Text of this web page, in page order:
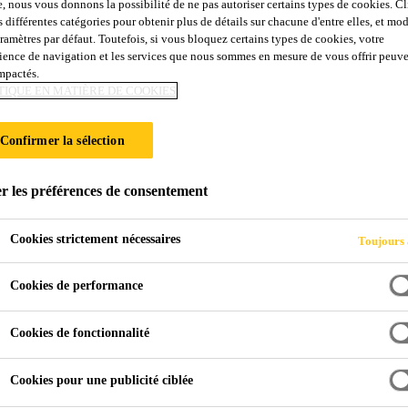
S
de caisse et antigravillons pulvérisable, en
pour réparation rapide à base de caoutchouc, en aérosol
en aérosol)
sel de déverglaçage
DU PRODUIT FICHES DE DONNÉES DE
nous vous donnons la possibilité de ne pas autoriser certains types de cookies.
différentes catégories pour obtenir plus de détails sur chacune d'entre elles, et
par défaut. Toutefois, si vous bloquez certains types de cookies, votre
de navigation et les services que nous sommes en mesure de vous offrir
EN MATIÈRE DE COOKIES
Confirmer la sélection
les préférences de consentement
Cookies strictement nécessaires Toujours
Cookies de performance
Cookies de fonctionnalité
Cookies pour une publicité ciblée